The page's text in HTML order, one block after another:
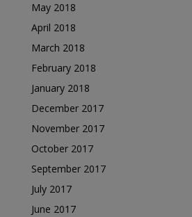
May 2018
April 2018
March 2018
February 2018
January 2018
December 2017
November 2017
October 2017
September 2017
July 2017
June 2017